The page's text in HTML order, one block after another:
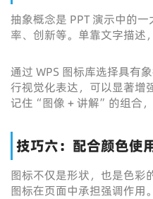
抽象概念是 PPT 演示中的
率、创新等。单靠文字描述
通过 WPS 图标库选择具有
行视觉化表达，可以显著增
记住“图像 + 讲解”的组合，
技巧六：配合颜色使
图标不仅是形状，也是色彩
图标在页面中承担强调作用。